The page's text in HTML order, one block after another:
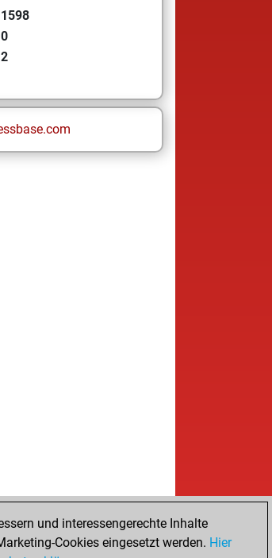
1598
0
2
und interessengerechte Inhalte
Cookies eingesetzt werden. Hier